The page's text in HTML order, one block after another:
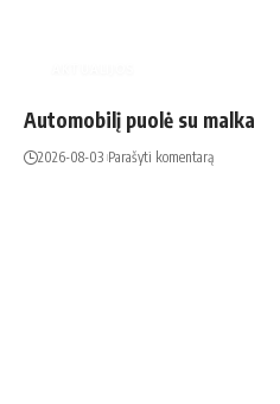
Automobilį puolė su malka
2026-08-03 Parašyti komentarą